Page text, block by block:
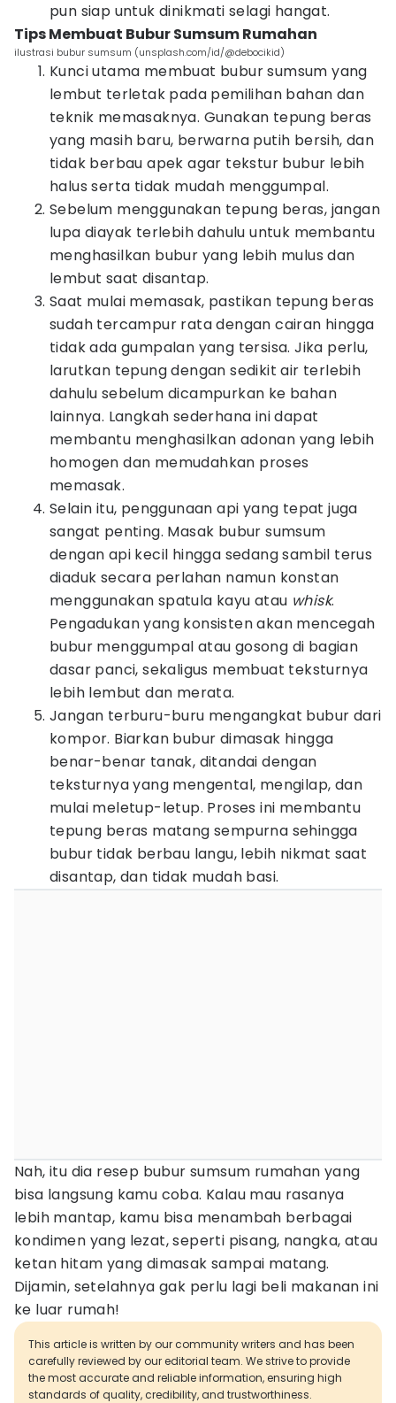
pun siap untuk dinikmati selagi hangat.
Tips Membuat Bubur Sumsum Rumahan
ilustrasi bubur sumsum (unsplash.com/id/@debocikid)
Kunci utama membuat bubur sumsum yang
lembut terletak pada pemilihan bahan dan
teknik memasaknya. Gunakan tepung beras
yang masih baru, berwarna putih bersih, dan
tidak berbau apek agar tekstur bubur lebih
halus serta tidak mudah menggumpal.
Sebelum menggunakan tepung beras, jangan
lupa diayak terlebih dahulu untuk membantu
menghasilkan bubur yang lebih mulus dan
lembut saat disantap.
Saat mulai memasak, pastikan tepung beras
sudah tercampur rata dengan cairan hingga
tidak ada gumpalan yang tersisa. Jika perlu,
larutkan tepung dengan sedikit air terlebih
dahulu sebelum dicampurkan ke bahan
lainnya. Langkah sederhana ini dapat
membantu menghasilkan adonan yang lebih
homogen dan memudahkan proses
memasak.
Selain itu, penggunaan api yang tepat juga
sangat penting. Masak bubur sumsum
dengan api kecil hingga sedang sambil terus
diaduk secara perlahan namun konstan
menggunakan spatula kayu atau whisk.
Pengadukan yang konsisten akan mencegah
bubur menggumpal atau gosong di bagian
dasar panci, sekaligus membuat teksturnya
lebih lembut dan merata.
Jangan terburu-buru mengangkat bubur dari
kompor. Biarkan bubur dimasak hingga
benar-benar tanak, ditandai dengan
teksturnya yang mengental, mengilap, dan
mulai meletup-letup. Proses ini membantu
tepung beras matang sempurna sehingga
bubur tidak berbau langu, lebih nikmat saat
disantap, dan tidak mudah basi.
Nah, itu dia resep bubur sumsum rumahan yang
bisa langsung kamu coba. Kalau mau rasanya
lebih mantap, kamu bisa menambah berbagai
kondimen yang lezat, seperti pisang, nangka, atau
ketan hitam yang dimasak sampai matang.
Dijamin, setelahnya gak perlu lagi beli makanan ini
ke luar rumah!
This article is written by our community writers and has been
carefully reviewed by our editorial team. We strive to provide
the most accurate and reliable information, ensuring high
standards of quality, credibility, and trustworthiness.